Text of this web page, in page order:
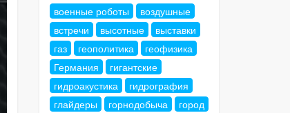
военные роботы
воздушные
встречи
высотные
выставки
газ
геополитика
геофизика
Германия
гигантские
гидроакустика
гидрография
глайдеры
горнодобыча
город